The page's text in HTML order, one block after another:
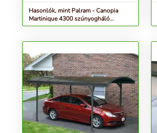
Hasonlók, mint Palram - Canopia
Martinique 4300 szúnyogháló
(szürke)